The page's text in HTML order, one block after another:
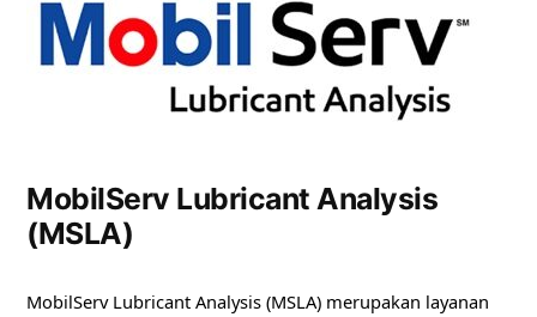
MobilServ Lubricant Analysis
(MSLA)
MobilServ Lubricant Analysis (MSLA) merupakan layanan